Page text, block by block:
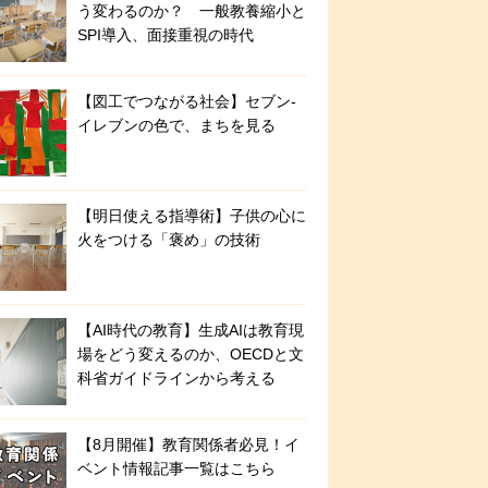
う変わるのか？ 一般教養縮小と
SPI導入、面接重視の時代
【図工でつながる社会】セブン‐
イレブンの色で、まちを見る
【明日使える指導術】子供の心に
火をつける「褒め」の技術
【AI時代の教育】生成AIは教育現
場をどう変えるのか、OECDと文
科省ガイドラインから考える
【8月開催】教育関係者必見！イ
ベント情報記事一覧はこちら